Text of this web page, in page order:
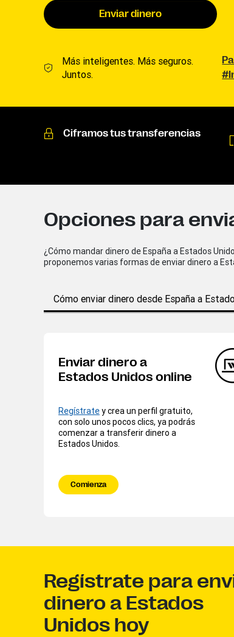
Enviar dinero
Más inteligentes. Más seguros.
Juntos.
Ciframos tus transferencias
Opciones para
¿Cómo mandar dinero de España a Estados
proponemos varias formas de enviar dinero a
Cómo enviar dinero desde España a
Enviar dinero a
Estados Unidos online
Regístratey crea un perfil gratuito,
con solo unos pocos clics, ya podrás
comenzar a transferir dinero a
Estados Unidos.
Comienza
Regístrate para
dinero a Estados
Unidos hoy